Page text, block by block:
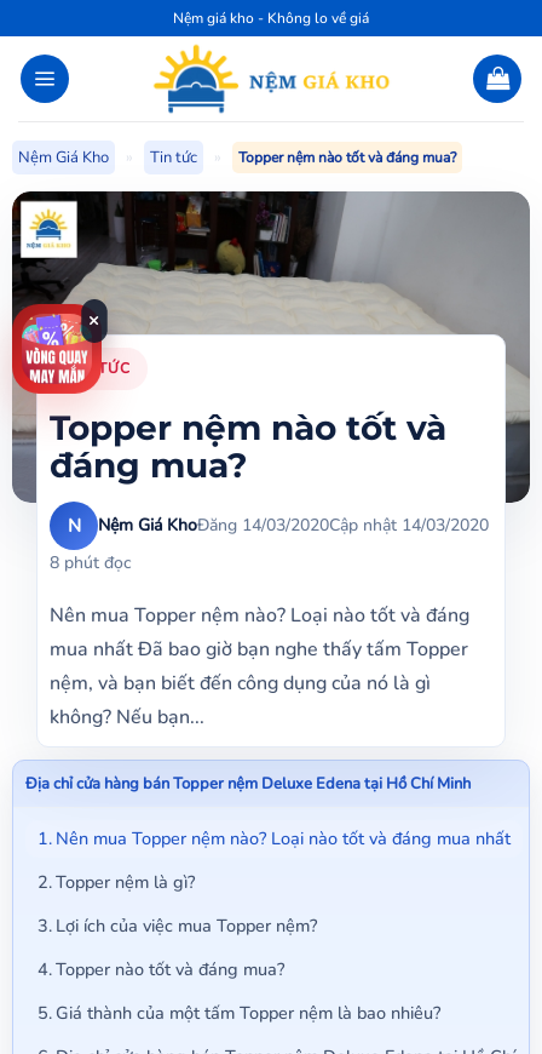
qua
nội
dung
Nệm giá kho - Không lo về giá
Nệm Giá Kho » Tin tức » Topper nệm nào tốt và đáng mua?
TIN TỨC
Topper nệm nào tốt và
đáng mua?
N Nệm Giá KhoĐăng 14/03/2020Cập nhật 14/03/2020
8 phút đọc
Nên mua Topper nệm nào? Loại nào tốt và đáng
mua nhất Đã bao giờ bạn nghe thấy tấm Topper
nệm, và bạn biết đến công dụng của nó là gì
không? Nếu bạn...
Địa chỉ cửa hàng bán Topper nệm Deluxe Edena tại Hồ Chí Minh
Nên mua Topper nệm nào? Loại nào tốt và đáng mua nhất
Topper nệm là gì?
Lợi ích của việc mua Topper nệm?
Topper nào tốt và đáng mua?
Giá thành của một tấm Topper nệm là bao nhiêu?
×